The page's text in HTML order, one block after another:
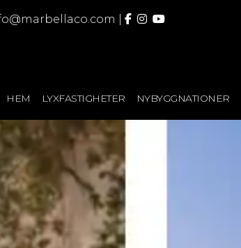
HEM LYXFASTIGHETER NYBYGGNATIONER